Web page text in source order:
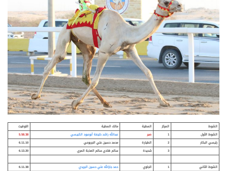
الشوط المركز المطية مالك المطية
التوقيت
الشوط الأول
1 صبر عبدالله راشد خليفة أبوعبود الكبيسي
5.58.38
رئيسي البكار
2 الطيارة محمد حسين علي الجربوعي
6.11.10
3
شديدة سالم هادي سالم العذبة المري 6.13.20
الشوط الثاني 1 الجاوي حمد جارالله علي حسين البريدي
6.11.38